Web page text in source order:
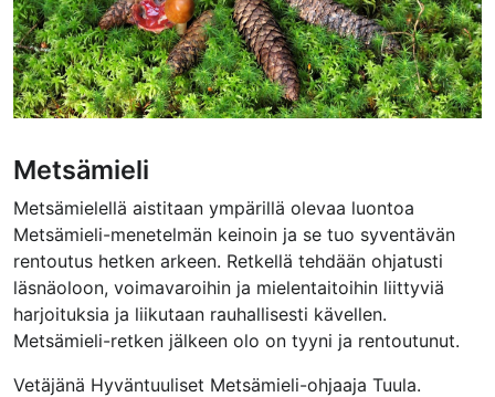
Metsämieli
Metsämielellä aistitaan ympärillä olevaa luontoa
Metsämieli-menetelmän keinoin ja se tuo syventävän
rentoutus hetken arkeen. Retkellä tehdään ohjatusti
läsnäoloon, voimavaroihin ja mielentaitoihin liittyviä
harjoituksia ja liikutaan rauhallisesti kävellen.
Metsämieli-retken jälkeen olo on tyyni ja rentoutunut.
Vetäjänä Hyväntuuliset Metsämieli-ohjaaja Tuula.